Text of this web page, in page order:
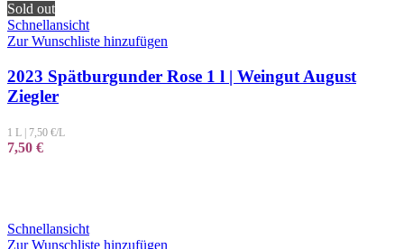
Sold out
Schnellansicht
Zur Wunschliste hinzufügen
2023 Spätburgunder Rose 1 l | Weingut August
Ziegler
1 L | 7,50 €/L
7,50 €
Schnellansicht
Zur Wunschliste hinzufügen